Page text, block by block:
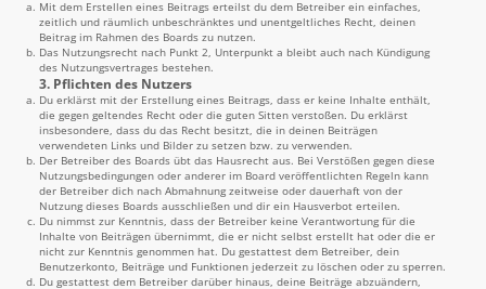
Mit dem Erstellen eines Beitrags erteilst du dem Betreiber ein einfaches,
zeitlich und räumlich unbeschränktes und unentgeltliches Recht, deinen
Beitrag im Rahmen des Boards zu nutzen.
Das Nutzungsrecht nach Punkt 2, Unterpunkt a bleibt auch nach Kündigung
des Nutzungsvertrages bestehen.
3. Pflichten des Nutzers
Du erklärst mit der Erstellung eines Beitrags, dass er keine Inhalte enthält,
die gegen geltendes Recht oder die guten Sitten verstoßen. Du erklärst
insbesondere, dass du das Recht besitzt, die in deinen Beiträgen
verwendeten Links und Bilder zu setzen bzw. zu verwenden.
Der Betreiber des Boards übt das Hausrecht aus. Bei Verstößen gegen diese
Nutzungsbedingungen oder anderer im Board veröffentlichten Regeln kann
der Betreiber dich nach Abmahnung zeitweise oder dauerhaft von der
Nutzung dieses Boards ausschließen und dir ein Hausverbot erteilen.
Du nimmst zur Kenntnis, dass der Betreiber keine Verantwortung für die
Inhalte von Beiträgen übernimmt, die er nicht selbst erstellt hat oder die er
nicht zur Kenntnis genommen hat. Du gestattest dem Betreiber, dein
Benutzerkonto, Beiträge und Funktionen jederzeit zu löschen oder zu sperren.
Du gestattest dem Betreiber darüber hinaus, deine Beiträge abzuändern,